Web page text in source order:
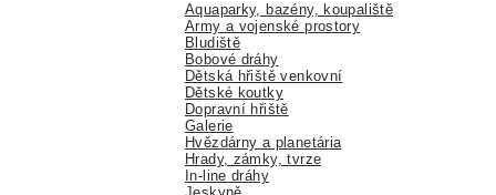
Aquaparky, bazény, koupaliště
Army a vojenské prostory
Bludiště
Bobové dráhy
Dětská hřiště venkovní
Dětské koutky
Dopravní hřiště
Galerie
Hvězdárny a planetária
Hrady, zámky, tvrze
In-line dráhy